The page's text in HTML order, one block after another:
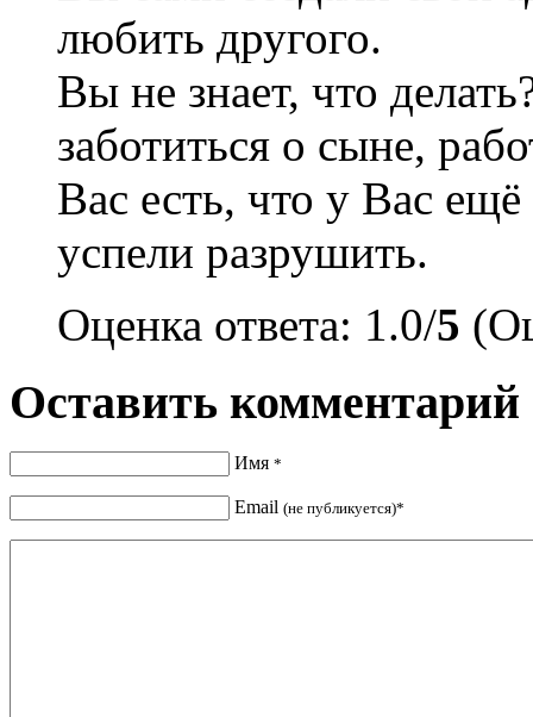
любить другого.
Вы не знает, что
заботиться о сыне,
Вас есть, что у Вас
успели разрушить.
Оценка ответа: 1.0/5
Оставить комментарий
Имя *
Email (не публикуется)*